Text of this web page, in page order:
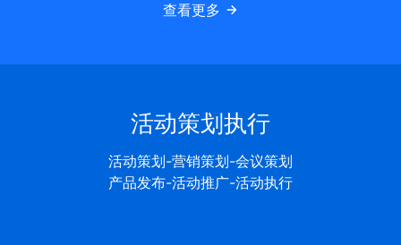
查看更多
活动策划执行
活动策划-营销策划-会议策划
产品发布-活动推广-活动执行